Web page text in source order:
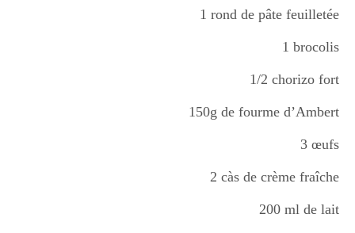
Dessert
Mes amis en cuisine
1 rond de pâte feuilletée
1 brocolis
1/2 chorizo fort
150g de fourme d’Ambert
3 œufs
2 càs de crème fraîche
200 ml de lait